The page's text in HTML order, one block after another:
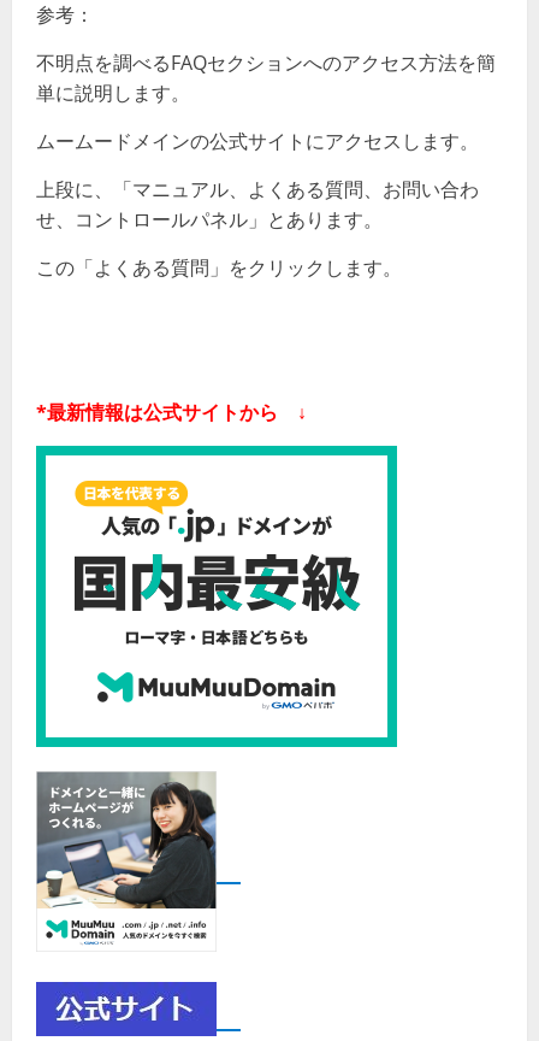
参考：
不明点を調べるFAQセクションへのアクセス方法を簡
単に説明します。
ムームードメインの公式サイトにアクセスします。
上段に、「マニュアル、よくある質問、お問い合わ
せ、コントロールパネル」とあります。
この「よくある質問」をクリックします。
*最新情報は公式サイトから ↓